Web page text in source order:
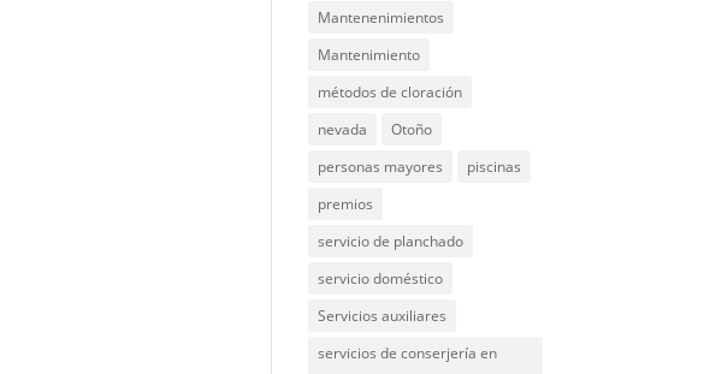
Mantenenimientos
Mantenimiento
métodos de cloración
nevada
Otoño
personas mayores
piscinas
premios
servicio de planchado
servicio doméstico
Servicios auxiliares
servicios de conserjería en